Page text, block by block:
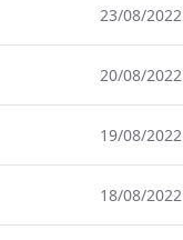
23/08/2022
20/08/2022
19/08/2022
18/08/2022